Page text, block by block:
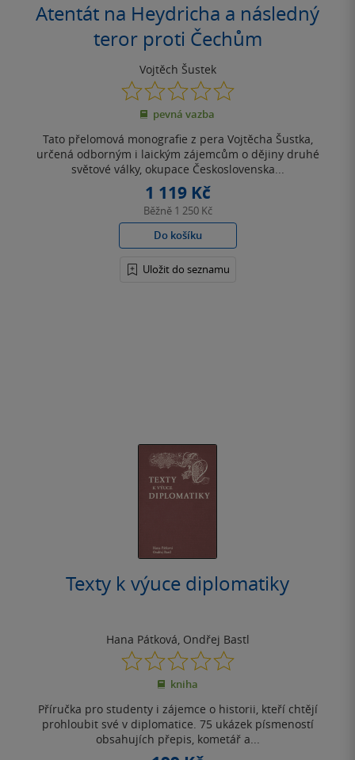
Atentát na Heydricha a následný
teror proti Čechům
Vojtěch Šustek
0.0
z
5
pevná vazba
Tato přelomová monografie z pera Vojtěcha Šustka,
určená odborným i laickým zájemcům o dějiny druhé
světové války, okupace Československa...
1 119 Kč
Běžně 1 250 Kč
Do košíku
Uložit do seznamu
Texty k výuce diplomatiky
Hana Pátková, Ondřej Bastl
0.0
z
5
kniha
Příručka pro studenty i zájemce o historii, kteří chtějí
prohloubit své v diplomatice. 75 ukázek písmeností
obsahujích přepis, kometář a...